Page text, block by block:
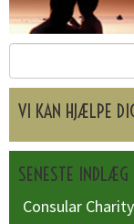
VI KAN HJÆLPE
SENESTE INDLÆG
Consular